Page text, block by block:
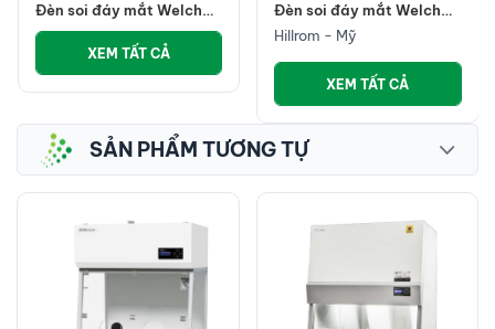
Đèn soi đáy mắt Welch
Allyn Panotic Plus LED
tay cầm Nickel quay,
chụp, chia sẻ hình ảnh
XEM TẤT CẢ
Đèn soi đáy mắt Welch
Allyn Panotic Basic LED
tay cầm Nickel
Hillrom - Mỹ
XEM TẤT CẢ
SẢN PHẨM TƯƠNG TỰ